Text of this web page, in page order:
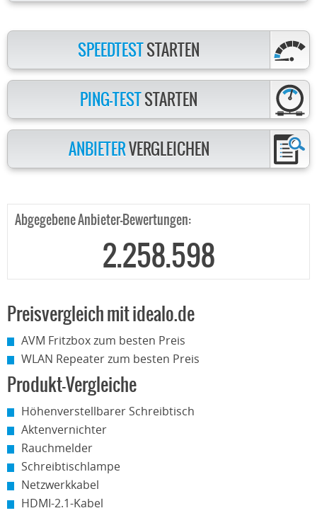
SPEEDTESTSTARTEN
PING-TESTSTARTEN
ANBIETERVERGLEICHEN
Abgegebene Anbieter-Bewertungen:
2.258.598
Preisvergleich mit idealo.de
AVM Fritzbox zum besten Preis
WLAN Repeater zum besten Preis
Produkt-Vergleiche
Höhenverstellbarer Schreibtisch
Aktenvernichter
Rauchmelder
Schreibtischlampe
Netzwerkkabel
HDMI-2.1-Kabel